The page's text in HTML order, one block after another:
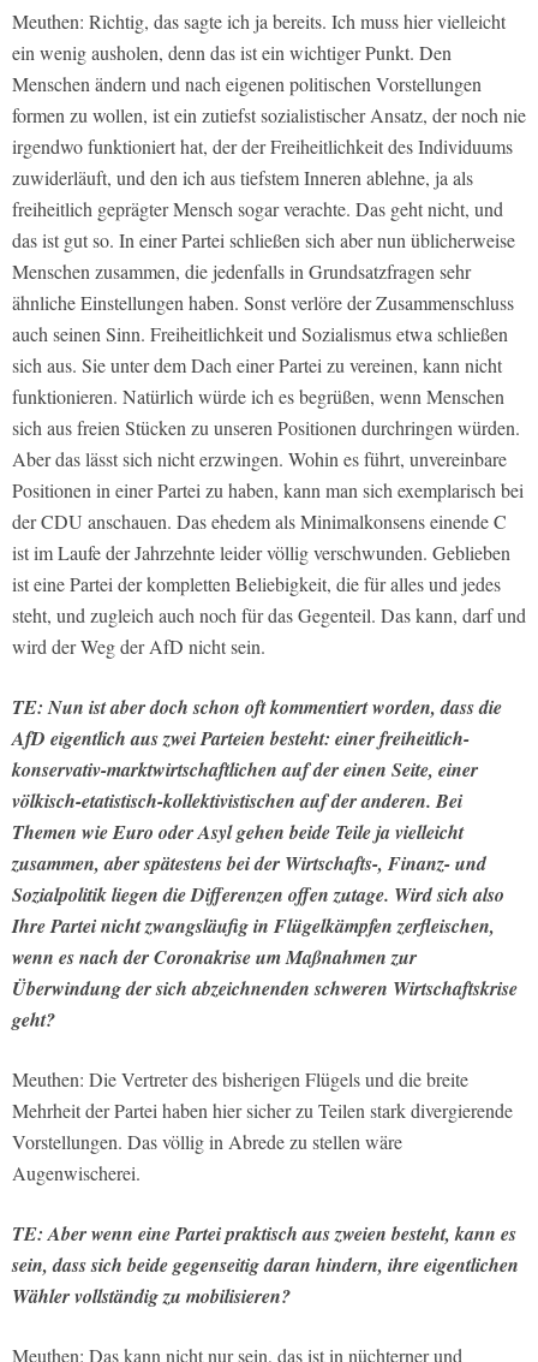
Meuthen: Richtig, das sagte ich ja bereits. Ich muss hier vielleicht
ein wenig ausholen, denn das ist ein wichtiger Punkt. Den
Menschen ändern und nach eigenen politischen Vorstellungen
formen zu wollen, ist ein zutiefst sozialistischer Ansatz, der noch nie
irgendwo funktioniert hat, der der Freiheitlichkeit des Individuums
zuwiderläuft, und den ich aus tiefstem Inneren ablehne, ja als
freiheitlich geprägter Mensch sogar verachte. Das geht nicht, und
das ist gut so. In einer Partei schließen sich aber nun üblicherweise
Menschen zusammen, die jedenfalls in Grundsatzfragen sehr
ähnliche Einstellungen haben. Sonst verlöre der Zusammenschluss
auch seinen Sinn. Freiheitlichkeit und Sozialismus etwa schließen
sich aus. Sie unter dem Dach einer Partei zu vereinen, kann nicht
funktionieren. Natürlich würde ich es begrüßen, wenn Menschen
sich aus freien Stücken zu unseren Positionen durchringen würden.
Aber das lässt sich nicht erzwingen. Wohin es führt, unvereinbare
Positionen in einer Partei zu haben, kann man sich exemplarisch bei
der CDU anschauen. Das ehedem als Minimalkonsens einende C
ist im Laufe der Jahrzehnte leider völlig verschwunden. Geblieben
ist eine Partei der kompletten Beliebigkeit, die für alles und jedes
steht, und zugleich auch noch für das Gegenteil. Das kann, darf und
wird der Weg der AfD nicht sein.
TE: Nun ist aber doch schon oft kommentiert worden, dass die
AfD eigentlich aus zwei Parteien besteht: einer freiheitlich-
konservativ-marktwirtschaftlichen auf der einen Seite, einer
völkisch-etatistisch-kollektivistischen auf der anderen. Bei
Themen wie Euro oder Asyl gehen beide Teile ja vielleicht
zusammen, aber spätestens bei der Wirtschafts-, Finanz- und
Sozialpolitik liegen die Differenzen offen zutage. Wird sich also
Ihre Partei nicht zwangsläufig in Flügelkämpfen zerfleischen,
wenn es nach der Coronakrise um Maßnahmen zur
Überwindung der sich abzeichnenden schweren Wirtschaftskrise
geht?
Meuthen: Die Vertreter des bisherigen Flügels und die breite
Mehrheit der Partei haben hier sicher zu Teilen stark divergierende
Vorstellungen. Das völlig in Abrede zu stellen wäre
Augenwischerei.
TE: Aber wenn eine Partei praktisch aus zweien besteht, kann es
sein, dass sich beide gegenseitig daran hindern, ihre eigentlichen
Wähler vollständig zu mobilisieren?
Meuthen: Das kann nicht nur sein, das ist in nüchterner und